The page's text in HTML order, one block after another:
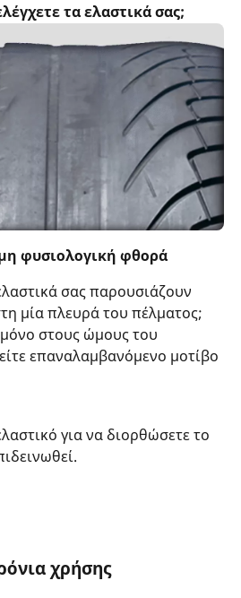
τα ελαστικά σας;
φυσιολογική φθορά
σας παρουσιάζουν
μία πλευρά του πέλματος;
στους ώμους του
επαναλαμβανόμενο μοτίβο
για να διορθώσετε το
χρήσης